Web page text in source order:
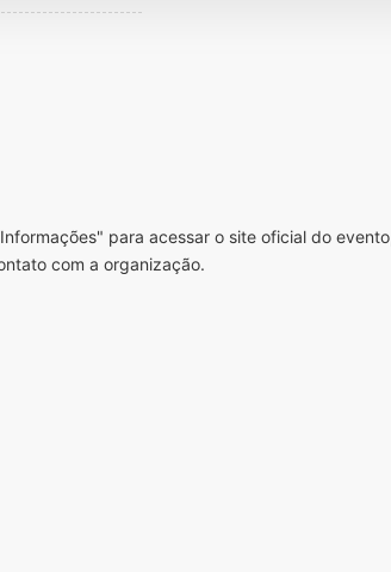
para acessar o site oficial do
com a organização.